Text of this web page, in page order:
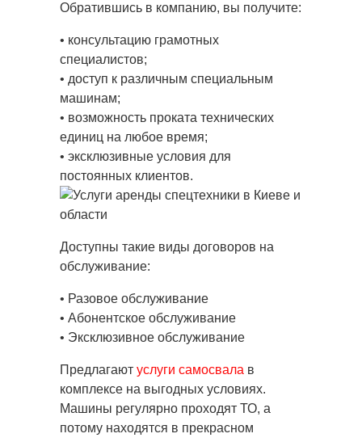
Обратившись в компанию, вы получите:
• консультацию грамотных
специалистов;
• доступ к различным специальным
машинам;
• возможность проката технических
единиц на любое время;
• эксклюзивные условия для
постоянных клиентов.
Доступны такие виды договоров на
обслуживание:
• Разовое обслуживание
• Абонентское обслуживание
• Эксклюзивное обслуживание
Предлагают услуги самосвала в
комплексе на выгодных условиях.
Машины регулярно проходят ТО, а
потому находятся в прекрасном